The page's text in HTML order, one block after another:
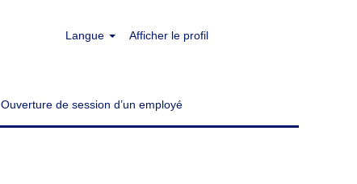
Langue Afficher le profil
Ouverture de session d’un employé